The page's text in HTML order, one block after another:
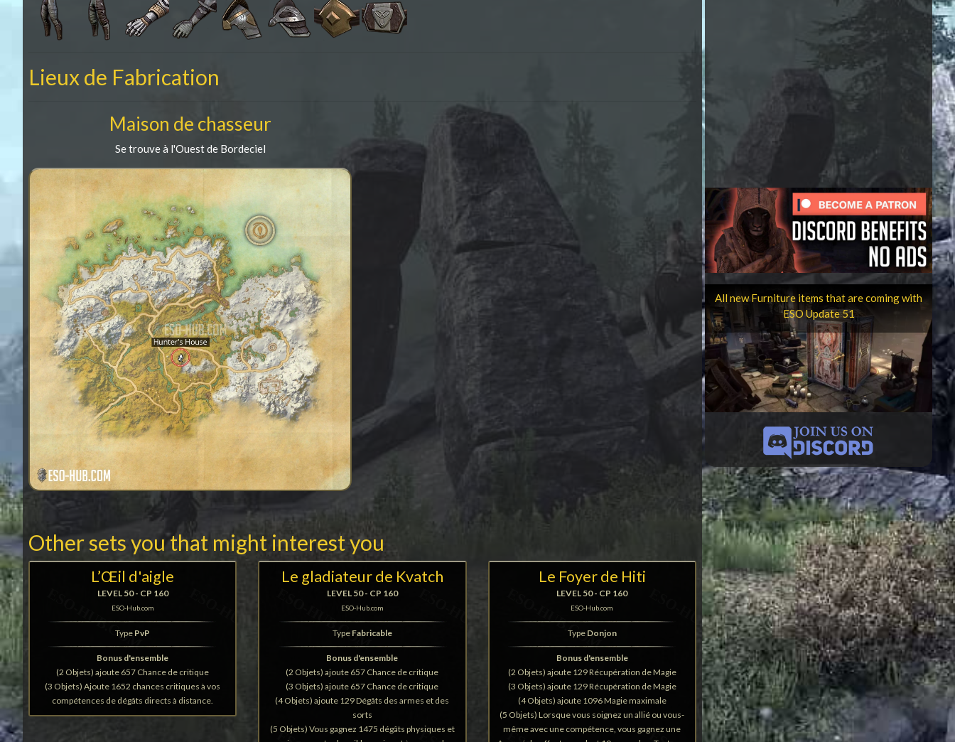
Lieux de Fabrication
Maison de chasseur
Se trouve à l'Ouest de Bordeciel
Other sets you that might interest you
L’Œil d'aigle
LEVEL 50 - CP 160
ESO-Hub.com
Type PvP
Bonus d'ensemble
(2 Objets) ajoute 657 Chance de critique
(3 Objets) Ajoute 1652 chances critiques à vos
compétences de dégâts directs à distance.
Le gladiateur de Kvatch
LEVEL 50 - CP 160
ESO-Hub.com
Type Fabricable
Bonus d'ensemble
(2 Objets) ajoute 657 Chance de critique
(3 Objets) ajoute 657 Chance de critique
(4 Objets) ajoute 129 Dégâts des armes et des
sorts
(5 Objets) Vous gagnez 1475 dégâts physiques et
Le Foyer de Hiti
LEVEL 50 - CP 160
ESO-Hub.com
Type Donjon
Bonus d'ensemble
(2 Objets) ajoute 129 Récupération de Magie
(3 Objets) ajoute 129 Récupération de Magie
(4 Objets) ajoute 1096 Magie maximale
(5 Objets) Lorsque vous soignez un allié ou vous-
même avec une compétence, vous gagnez une
All new Furniture items that are coming with
ESO Update 51